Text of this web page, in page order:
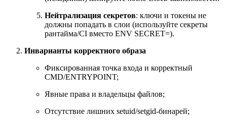
Нейтрализация секретов: ключи и токены не
должны попадать в слои (используйте секреты
рантайма/CI вместо ENV SECRET=).
Инварианты корректного образа
Фиксированная точка входа и корректный
CMD/ENTRYPOINT;
Явные права и владельцы файлов;
Отсутствие лишних setuid/setgid-бинарей;